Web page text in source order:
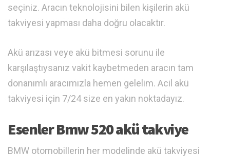
seçiniz. Aracın teknolojisini bilen kişilerin akü
takviyesi yapması daha doğru olacaktır.
Akü arızası veye akü bitmesi sorunu ile
karşılaştıysanız vakit kaybetmeden aracın tam
donanımlı aracımızla hemen gelelim. Acil akü
takviyesi için 7/24 size en yakın noktadayız.
Esenler Bmw 520 akü takviye
BMW otomobillerin her modelinde akü takviyesi